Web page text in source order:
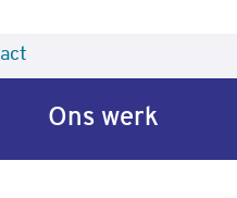
Ons werk